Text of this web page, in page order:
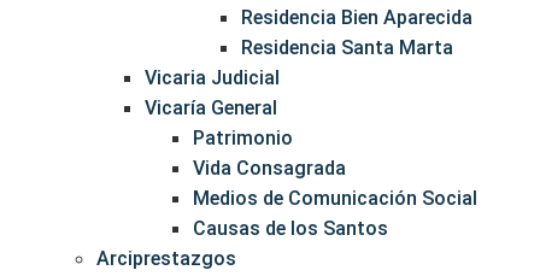
Residencia Bien Aparecida
Residencia Santa Marta
Vicaria Judicial
Vicaría General
Patrimonio
Vida Consagrada
Medios de Comunicación Social
Causas de los Santos
Arciprestazgos